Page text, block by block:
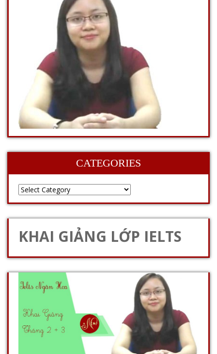
CATEGORIES
KHAI GIẢNG LỚP IELTS